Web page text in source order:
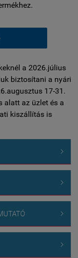
a 2026.július
biztosítani a nyári
17-31.
alatt az üzlet és a
kiszállítás is



